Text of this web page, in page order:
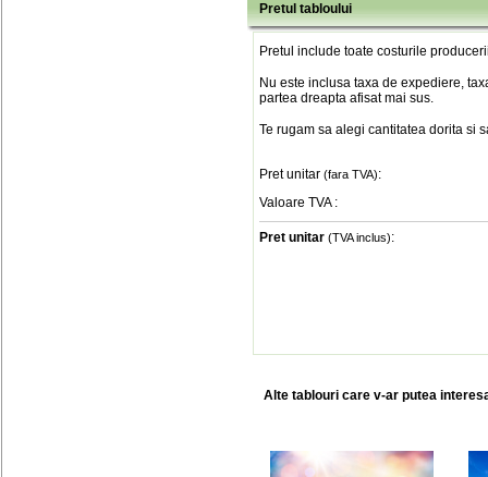
Pretul tabloului
Pretul include toate costurile
Nu este inclusa taxa de expediere,
partea dreapta afisat mai sus.
Te rugam sa alegi cantitatea dorita si
Pret unitar (fara TVA):
Valoare TVA :
Pret unitar (TVA inclus):
Alte tablouri care v-ar putea